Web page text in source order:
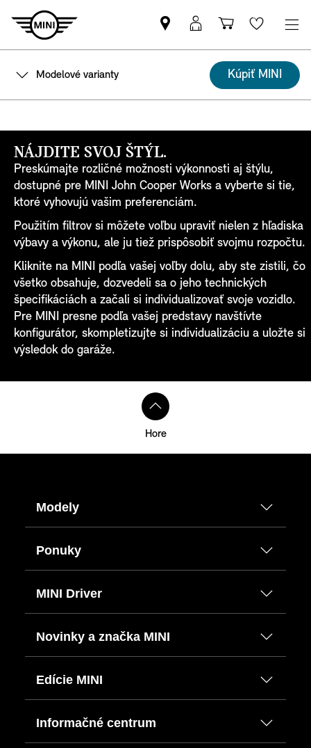
Nájsť
MINI
partnera
MyMINI
prihlásenie
Nákupný
košík
Wishlist
Modelové varianty Kúpiť MINI
NÁJDITE SVOJ ŠTÝL.
Preskúmajte rozličné možnosti výkonnosti aj štýlu,
dostupné pre MINI John Cooper Works a vyberte si tie,
ktoré vyhovujú vašim preferenciám.
Použitím filtrov si môžete voľbu upraviť nielen z hľadiska
výbavy a výkonu, ale ju tiež prispôsobiť svojmu rozpočtu.
Kliknite na MINI podľa vašej voľby dolu, aby ste zistili, čo
všetko obsahuje, dozvedeli sa o jeho technických
špecifikáciách a začali si individualizovať svoje vozidlo.
Pre MINI presne podľa vašej predstavy navštívte
konfigurátor, skompletizujte si individualizáciu a uložte si
výsledok do garáže.
Hore
Modely
Ponuky
MINI Driver
Novinky a značka MINI
Edície MINI
Informačné centrum